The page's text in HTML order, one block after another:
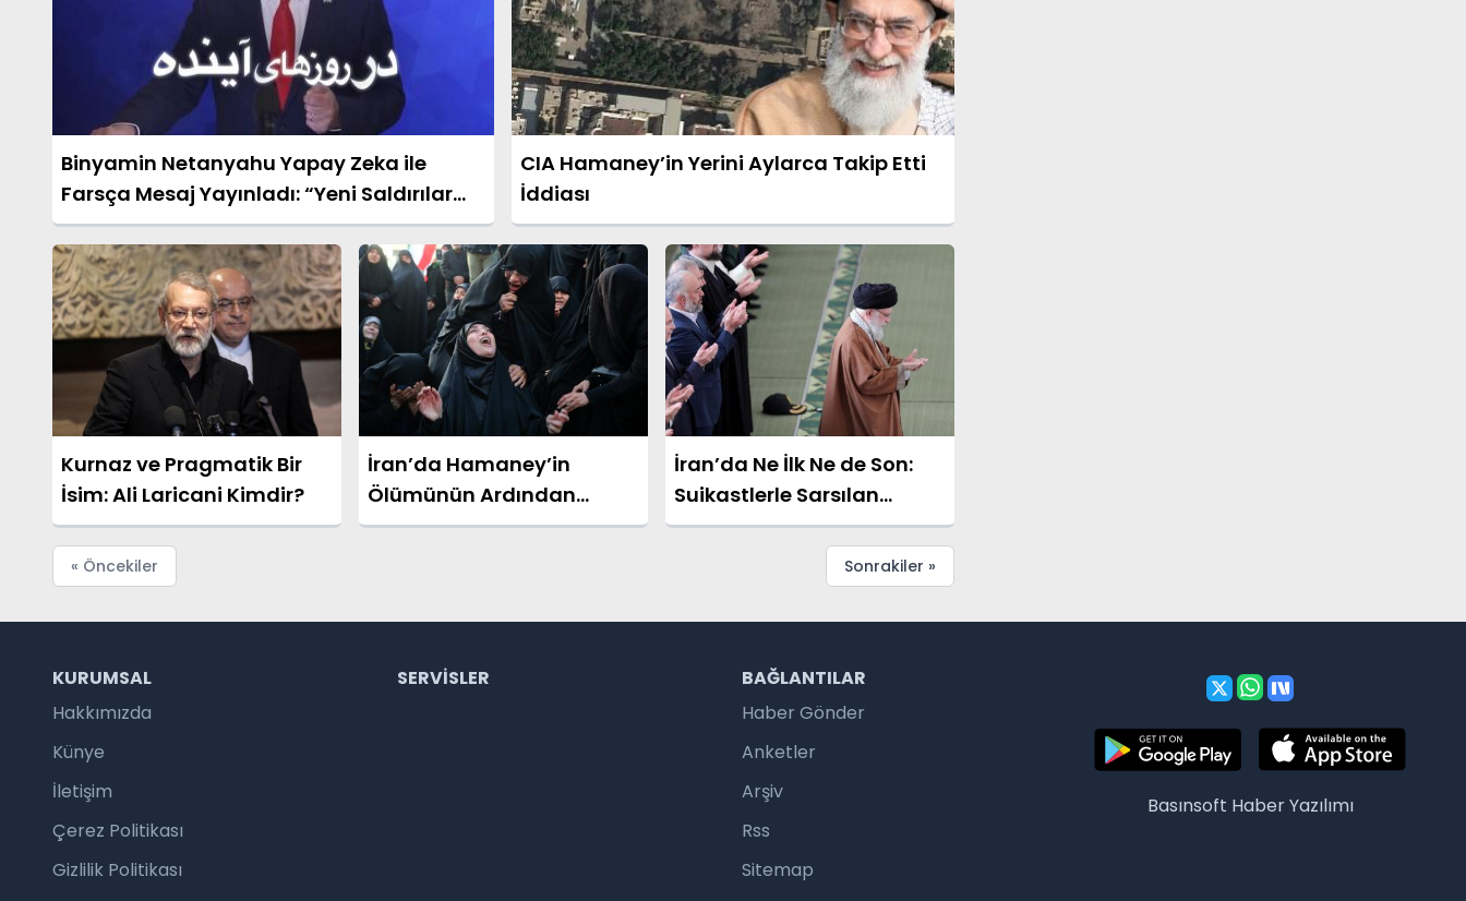
Binyamin Netanyahu Yapay Zeka ile
Farsça Mesaj Yayınladı: “Yeni Saldırılar
Olacak”
CIA Hamaney’in Yerini Aylarca Takip Etti
İddiası
Kurnaz ve Pragmatik Bir
İsim: Ali Laricani Kimdir?
İran’da Hamaney’in
Ölümünün Ardından
Gösteriler Düzenlendi
İran’da Ne İlk Ne de Son:
Suikastlerle Sarsılan
Liderler
« Öncekiler Sonrakiler »
KURUMSAL
Hakkımızda
Künye
İletişim
Çerez Politikası
Gizlilik Politikası
SERVISLER
BAĞLANTILAR
Haber Gönder
Anketler
Arşiv
Rss
Sitemap
Basınsoft Haber Yazılımı